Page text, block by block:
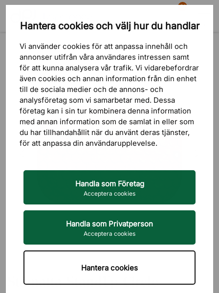
Hantera cookies och välj hur du handlar
Vi använder cookies för att anpassa innehåll och
annonser utifrån våra användares intressen samt
för att kunna analysera vår trafik. Vi vidarebefordrar
även cookies och annan information från din enhet
till de sociala medier och de annons- och
analysföretag som vi samarbetar med. Dessa
företag kan i sin tur kombinera denna information
med annan information som de samlat in eller som
du har tillhandahållit när du använt deras tjänster,
för att anpassa din användarupplevelse.
Handla som Företag
Acceptera cookies
Handla som Privatperson
Acceptera cookies
Hantera cookies
Sök
81
Varukorg Meny
Ståmatta StandUp Circle